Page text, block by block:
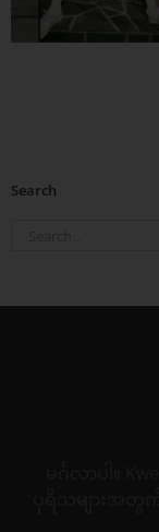
က
Search